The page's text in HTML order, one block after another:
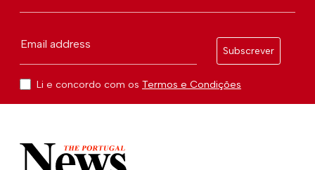
Email address
Subscrever
Li e concordo com os Termos e Condições